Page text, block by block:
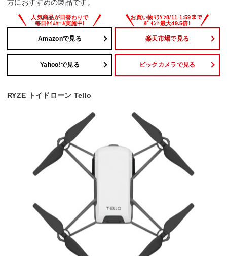
方におすすめの製品です。
Amazonで見る 楽天市場で見る
Yahoo!で見る ビックカメラで見る
RYZE トイドローン Tello